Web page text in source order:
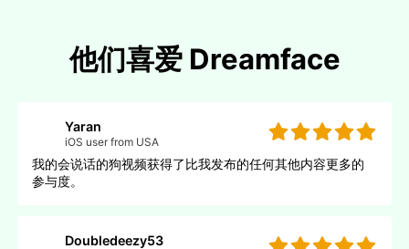
他们喜爱 Dreamface
Yaran
iOS user from USA
我的会说话的狗视频获得了比我发布的任何其他内容更多的
参与度。
Doubledeezy53